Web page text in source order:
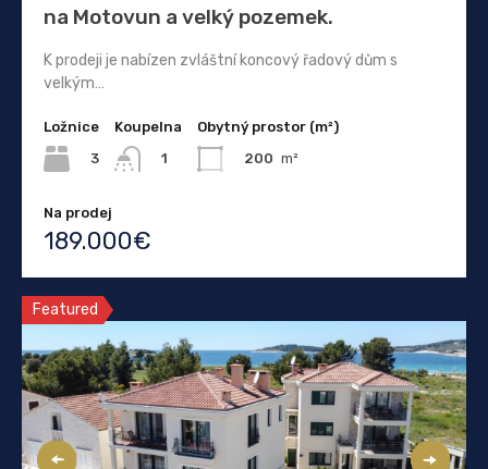
na Motovun a velký pozemek.
K prodeji je nabízen zvláštní koncový řadový dům s
velkým…
Ložnice
3
Koupelna
1
Obytný prostor (m²)
200 m²
Na prodej
189.000€
Featured